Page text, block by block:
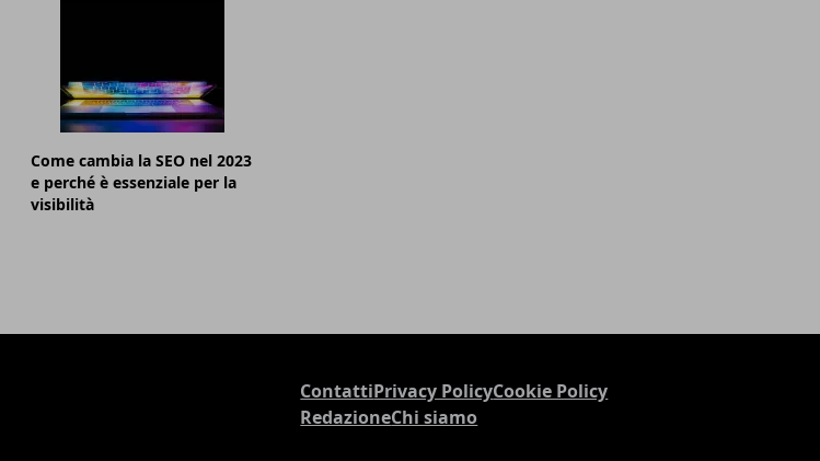
Come cambia la SEO nel 2023
e perché è essenziale per la
visibilità
ContattiPrivacy PolicyCookie Policy
RedazioneChi siamo